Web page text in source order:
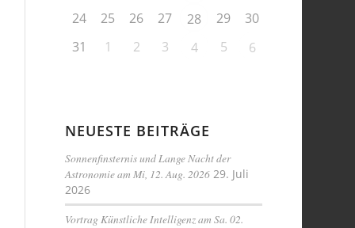
24
25 26 27 28 29
30
31
1 2 3 4 5 6
NEUESTE BEITRÄGE
Sonnenfinsternis und Lange Nacht der
Astronomie am Mi, 12. Aug. 2026 29. Juli
2026
Vortrag Künstliche Intelligenz am Sa. 02.